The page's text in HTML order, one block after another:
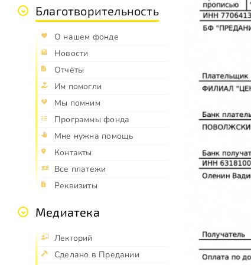
Благотворительность
О нашем фонде
Новости
Отчёты
Им помогли
Мы помним
Программы фонда
Мне нужна помощь
Контакты
Все платежи
Реквизиты
Медиатека
Лекторий
Сделано в Предании